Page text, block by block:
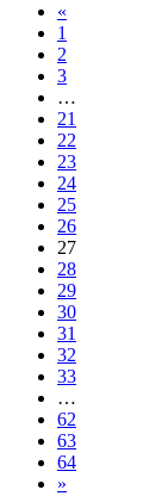
«
1
2
3
…
21
22
23
24
25
26
27
28
29
30
31
32
33
…
62
63
64
»